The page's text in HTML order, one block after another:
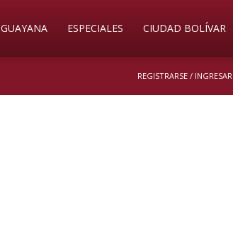
GUAYANA ESPECIALES CIUDAD BOLÍVAR
REGISTRARSE / INGRESAR